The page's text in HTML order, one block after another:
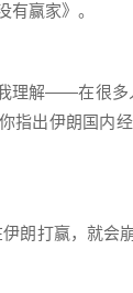
有赢家》。
理解——在很多
出伊朗国内
朗打赢，就会